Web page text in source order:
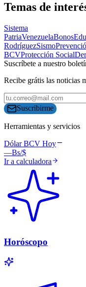
Temas de
Sistema
PatriaVenezuelaBonos
RodríguezSismo
BCVProtección Social
Suscríbete a nuestro
Recibe grátis las noticias
Suscribirme
Herramientas y servicios
Dólar BCV Hoy
—Bs/$
Ir a calculadora
Horóscopo